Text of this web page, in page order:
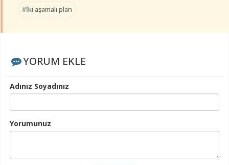
#İki aşamalı plan
YORUM EKLE
Adınız Soyadınız
Yorumunuz